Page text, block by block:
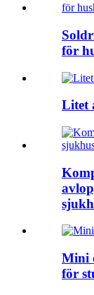
för
Litet
Mini
för